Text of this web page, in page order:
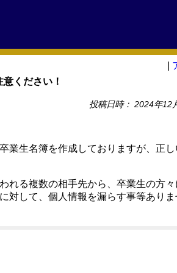
ください！
投稿日時： 2024年12
生名簿を作成しておりますが、正
れる複数の相手先から、卒業生の方
対して、個人情報を漏らす事等あり